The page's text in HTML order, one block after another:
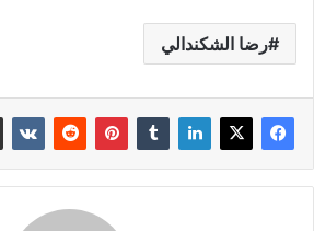
رضا الشكندالي